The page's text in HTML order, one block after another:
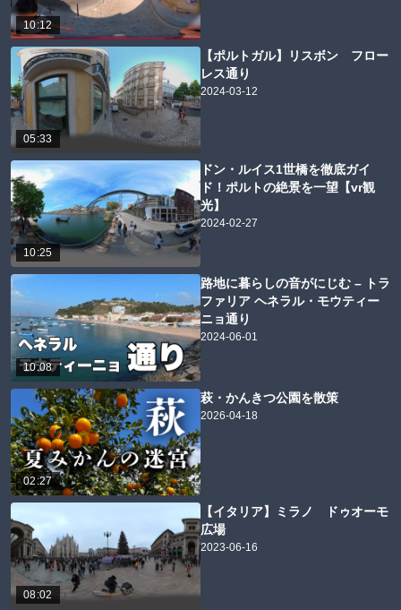
10:12
05:33
【ポルトガル】リスボン フロー
レス通り
2024-03-12
10:25
ドン・ルイス1世橋を徹底ガイ
ド！ポルトの絶景を一望【vr観
光】
2024-02-27
10:08
路地に暮らしの音がにじむ – トラ
ファリア ヘネラル・モウティー
ニョ通り
2024-06-01
02:27
萩・かんきつ公園を散策
2026-04-18
08:02
【イタリア】ミラノ ドゥオーモ
広場
2023-06-16